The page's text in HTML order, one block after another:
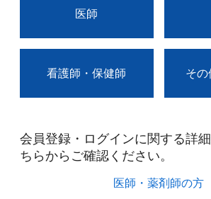
医師
看護師・保健師 その
会員登録・ログインに関する詳
ちらからご確認ください。​
医師・薬剤師の方​